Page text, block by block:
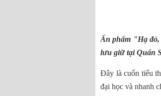
Ấn phẩm "Hạ
lưu giữ tại Quán
Đây là cuốn tiểu
đại học và nhanh